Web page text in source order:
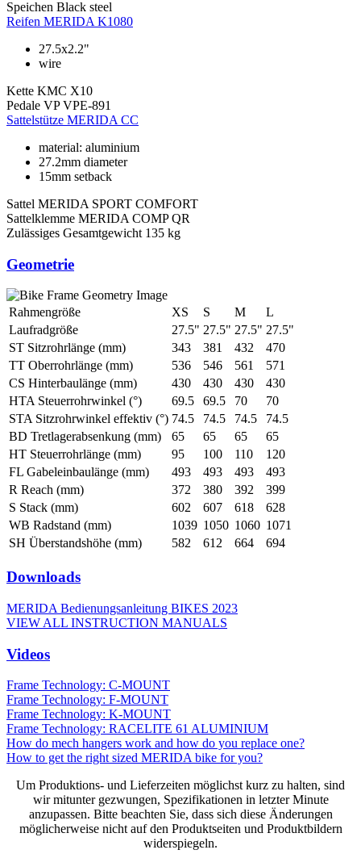
Speichen Black steel
Reifen MERIDA K1080
27.5x2.2"
wire
Kette KMC X10
Pedale VP VPE-891
Sattelstütze MERIDA CC
material: aluminium
27.2mm diameter
15mm setback
Sattel MERIDA SPORT COMFORT
Sattelklemme MERIDA COMP QR
Zulässiges Gesamtgewicht 135 kg
Geometrie
Rahmengröße XS S M
L
Laufradgröße
27.5" 27.5" 27.5" 27.5"
ST Sitzrohrlänge (mm)
343 381 432
470
TT Oberrohrlänge (mm)
536 546 561
571
CS Hinterbaulänge (mm)
430 430 430
430
HTA Steuerrohrwinkel (°)
69.5 69.5 70
70
STA Sitzrohrwinkel effektiv (°) 74.5 74.5 74.5
74.5
BD Tretlagerabsenkung (mm)
65 65 65
65
HT Steuerrohrlänge (mm)
95 100 110
120
FL Gabeleinbaulänge (mm)
493 493 493
493
R Reach (mm)
372 380 392
399
S Stack (mm)
602 607 618
628
WB Radstand (mm)
1039 1050 1060 1071
SH Überstandshöhe (mm)
582 612 664 694
Downloads
MERIDA Bedienungsanleitung BIKES 2023
VIEW ALL INSTRUCTION MANUALS
Videos
Frame Technology: C-MOUNT
Frame Technology: F-MOUNT
Frame Technology: K-MOUNT
Frame Technology: RACELITE 61 ALUMINIUM
How do mech hangers work and how do you replace one?
How to get the right sized MERIDA bike for you?
Um Produktions- und Lieferzeiten möglichst kurz zu halten, sind
wir mitunter gezwungen, Spezifikationen in letzter Minute
anzupassen. Bitte beachten Sie, dass sich diese Änderungen
möglicherweise nicht auf den Produktseiten und Produktbildern
widerspiegeln.